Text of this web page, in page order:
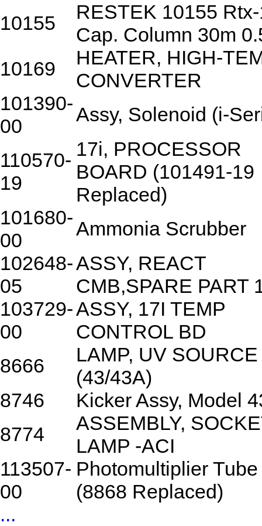
10155
RESTEK 10155
Cap. Column 30m
10169
HEATER, HIGH-
CONVERTER
101390-
00
Assy, Solenoid (i-
110570-
19
17i, PROCESSOR
BOARD (101491-19
Replaced)
101680-
00
Ammonia Scrubber
102648-
05
ASSY, REACT
CMB,SPARE PART
103729-
00
ASSY, 17I TEMP
CONTROL BD
8666
LAMP, UV SOURCE
(43/43A)
8746
Kicker Assy, Model
8774
ASSEMBLY,
LAMP -ACI
113507-
00
Photomultiplier
(8868 Replaced)
...